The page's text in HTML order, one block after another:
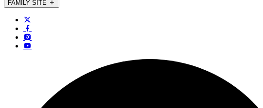
FAMILY SITE